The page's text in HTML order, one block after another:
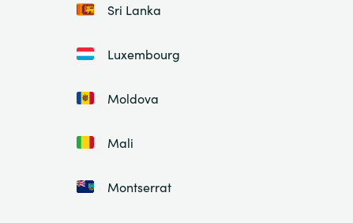
Sri Lanka
Luxembourg
Moldova
Mali
Montserrat